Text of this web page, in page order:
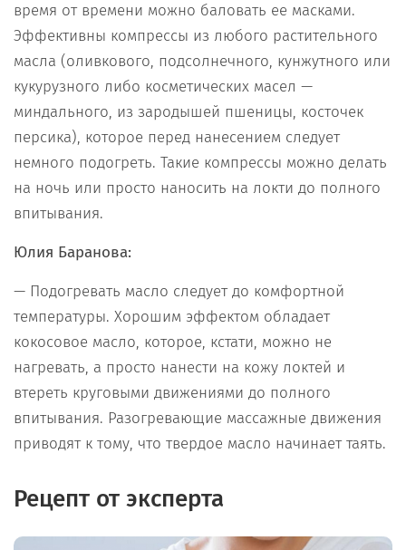
время от времени можно баловать ее масками.
Эффективны компрессы из любого растительного
масла (оливкового, подсолнечного, кунжутного или
кукурузного либо косметических масел —
миндального, из зародышей пшеницы, косточек
персика), которое перед нанесением следует
немного подогреть. Такие компрессы можно делать
на ночь или просто наносить на локти до полного
впитывания.
Юлия Баранова:
— Подогревать масло следует до комфортной
температуры. Хорошим эффектом обладает
кокосовое масло, которое, кстати, можно не
нагревать, а просто нанести на кожу локтей и
втереть круговыми движениями до полного
впитывания. Разогревающие массажные движения
приводят к тому, что твердое масло начинает таять.
Рецепт от эксперта